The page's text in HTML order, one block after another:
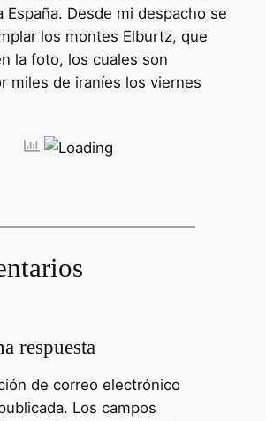
España. Desde mi despacho se
los montes Elburtz, que
la foto, los cuales son
miles de iraníes los viernes
respuesta
de correo electrónico
Los campos